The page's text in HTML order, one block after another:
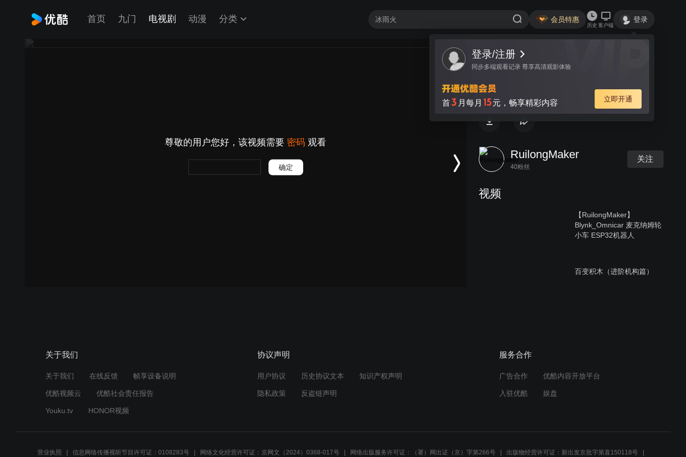
首页 九门 电视剧 动漫 分类 会员特惠
历史 客户端
登录
登录/注册
同步多端观看记录 尊享高清观影体验
首3 月每月 15元，畅享精彩内容 立即开通
尊敬的用户您好，该视频需要 密码 观看
确定
视频 讨论
7-七彩霓虹灯
RuilongMaker
40粉丝
关注
视频
【RuilongMaker】
Blynk_Omnicar 麦克纳姆轮
小车 ESP32机器人
百变积木（进阶机构篇）
机器人 百变积木（进阶机构
关于我们
关于我们 在线反馈 帧享设备说明
优酷视频云 优酷社会责任报告
Youku.tv HONOR视频
协议声明
用户协议 历史协议文本 知识产权声明
隐私政策 反盗链声明
服务合作
广告合作 优酷内容开放平台
入驻优酷 娱盘
营业执照 信息网络传播视听节目许可证：0108283号 网络文化经营许可证：京网文（2024）0368-017号 网络出版服务许可证：（署）网出证（京）字第266号 出版物经营许可证：新出发京批字第直150118号